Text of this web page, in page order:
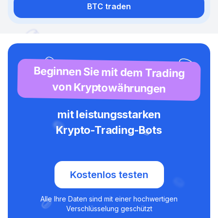
BTC traden
Beginnen Sie mit dem Trading
von Kryptowährungen
mit leistungsstarken
Krypto-Trading-Bots
Kostenlos testen
Alle Ihre Daten sind mit einer hochwertigen
Verschlüsselung geschützt